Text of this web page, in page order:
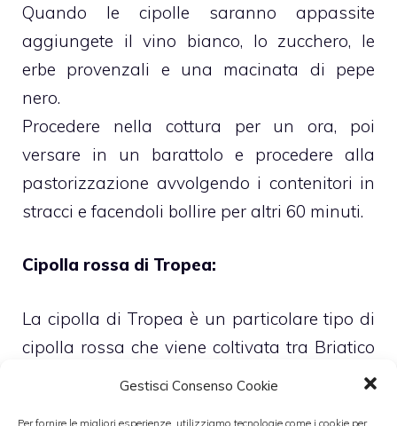
Gestisci Consenso Cookie
Per fornire le migliori esperienze, utilizziamo tecnologie come i cookie per
Quando le cipolle saranno appassite
aggiungete il vino bianco, lo zucchero, le
erbe provenzali e una macinata di pepe
nero.
Procedere nella cottura per un ora, poi
versare in un barattolo e procedere alla
pastorizzazione avvolgendo i contenitori in
stracci e facendoli bollire per altri 60 minuti.
Cipolla rossa di Tropea:
La cipolla di Tropea è un particolare tipo di
cipolla rossa che viene coltivata tra Briatico
e Capo Vaticano nel comune di Ricadi e si